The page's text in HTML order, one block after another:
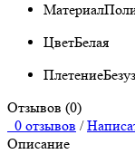
Материал
ЦветБелая
Плетение
Отзывов (0)
0 отзывов /
Описание